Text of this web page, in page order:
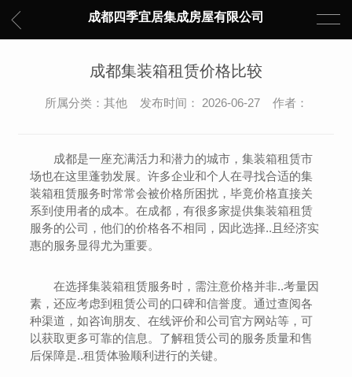
成都四季宜居集成房屋有限公司
成都集装箱租赁价格比较
所属分类：其他 发布时间： 2026-06-27 作者：
成都是一座充满活力和潜力的城市，集装箱租赁市
场也在这里蓬勃发展。许多企业和个人在寻找合适的集
装箱租赁服务时常常会被价格所困扰，毕竟价格直接关
系到使用者的成本。在成都，有很多家提供集装箱租赁
服务的公司，他们的价格各不相同，因此选择..且经济实
惠的服务显得尤为重要。
在选择集装箱租赁服务时，需注意价格并非..考量因
素，还应考虑到租赁公司的口碑和信誉度。通过查阅各
种渠道，如咨询朋友、在线评价和公司官方网站等，可
以获取更多可靠的信息。了解租赁公司的服务质量和售
后保障是..租赁体验顺利进行的关键。